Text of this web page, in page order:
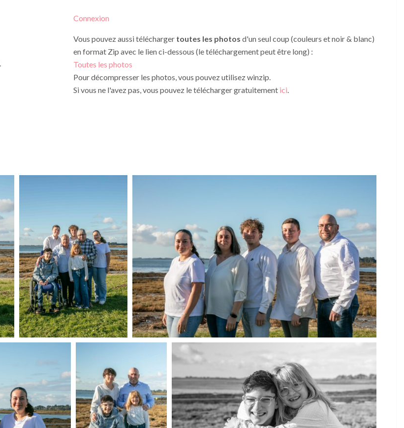
Connexion
Vous pouvez aussi télécharger toutes les photos d'un seul coup (couleurs et noir & blanc)
en format Zip avec le lien ci-dessous (le téléchargement peut être long) :
Toutes les photos
Pour décompresser les photos, vous pouvez utilisez winzip.
Si vous ne l'avez pas, vous pouvez le télécharger gratuitement ici